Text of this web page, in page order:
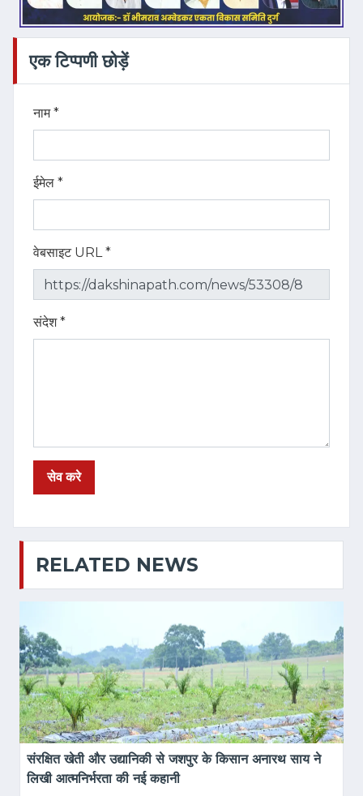
एक टिप्पणी छोड़ें
नाम *
ईमेल *
वेबसाइट URL *
संदेश *
RELATED NEWS
संरक्षित खेती और उद्यानिकी से जशपुर के किसान अनारथ साय ने
लिखी आत्मनिर्भरता की नई कहानी